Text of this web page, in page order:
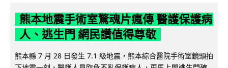
熊本地震手術室驚魂片瘋傳 醫護保護病
人、逃生門 網民讚值得尊敬
熊本縣 7 月 28 日發生 7.1 級地震，熊本綜合醫院手術室鏡頭拍